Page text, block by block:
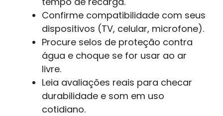
Confirme compatibilidade com seus
dispositivos (TV, celular, microfone).
Procure selos de proteção contra
água e choque se for usar ao ar
livre.
Leia avaliações reais para checar
durabilidade e som em uso
cotidiano.